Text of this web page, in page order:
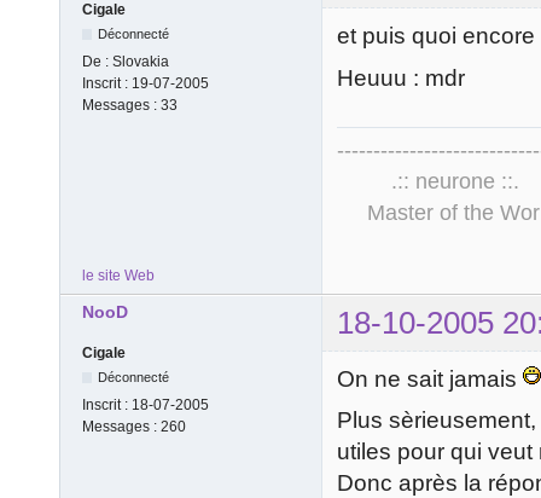
Cigale
Déconnecté
De : Slovakia
Inscrit : 19-07-2005
Messages : 33
et puis quoi encore
Heuuu : mdr
.:: neurone
Master of the
le site Web
NooD 18-10-2005
Cigale
Déconnecté
Inscrit : 18-07-2005
Messages : 260
On ne sait jamais
Plus
utiles pour qui
Donc après la